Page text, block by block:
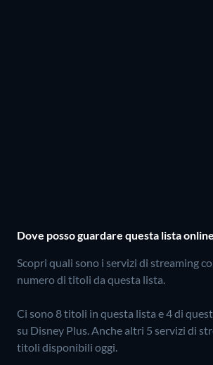
Dove posso guardare questa lista
Scopri quali sono i servizi di streaming
numero di titoli da questa lista.
Ci sono 8 titoli in questa lista e 4 di
su Disney Plus. Anche altri 5 servizi di
titoli disponibili oggi.